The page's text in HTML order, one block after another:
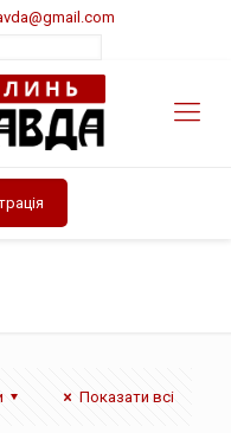
Показати всі